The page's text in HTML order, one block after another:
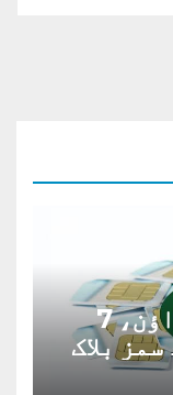
پی ٹی اے کا بڑا کریک ڈاؤن، 7